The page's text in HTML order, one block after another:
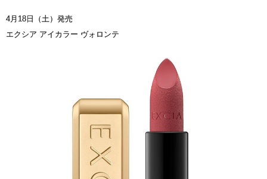
4月18日（土）発売
エクシア アイカラー ヴォロンテ